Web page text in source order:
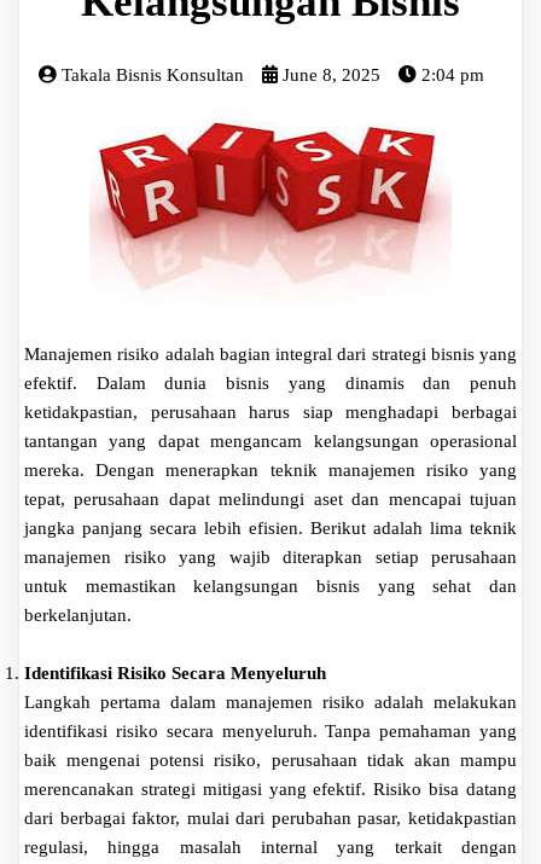
Takala Bisnis Konsultan June 8, 2025 2:04 pm
Manajemen risiko adalah bagian integral dari strategi bisnis yang
efektif. Dalam dunia bisnis yang dinamis dan penuh
ketidakpastian, perusahaan harus siap menghadapi berbagai
tantangan yang dapat mengancam kelangsungan operasional
mereka. Dengan menerapkan teknik manajemen risiko yang
tepat, perusahaan dapat melindungi aset dan mencapai tujuan
jangka panjang secara lebih efisien. Berikut adalah lima teknik
manajemen risiko yang wajib diterapkan setiap perusahaan
untuk memastikan kelangsungan bisnis yang sehat dan
berkelanjutan.
Identifikasi Risiko Secara Menyeluruh
Langkah pertama dalam manajemen risiko adalah melakukan
identifikasi risiko secara menyeluruh. Tanpa pemahaman yang
baik mengenai potensi risiko, perusahaan tidak akan mampu
merencanakan strategi mitigasi yang efektif. Risiko bisa datang
dari berbagai faktor, mulai dari perubahan pasar, ketidakpastian
regulasi, hingga masalah internal yang terkait dengan